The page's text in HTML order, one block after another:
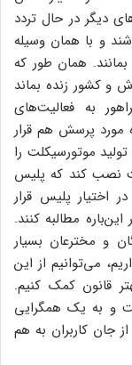
دیگر در حال تردد
و با همان وسیله
بمانند. همان طور که
و کشور زنده بماند
به فعالیت‌های
مورد پرسش هم قرار
موتورسیکلت را
نصب کند که پلیس
اختیار پلیس قرار
مطالبه کنند.
و مخترعان بسیار
می‌توانیم از این
قانون کمک کنیم.
و به یک همگرایی
جان کاربران به هم